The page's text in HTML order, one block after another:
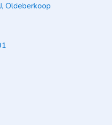
Oldeberkoop